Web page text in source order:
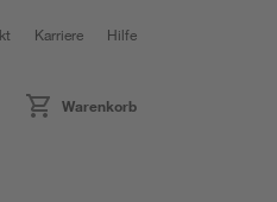
Karriere Hilfe
Warenkorb